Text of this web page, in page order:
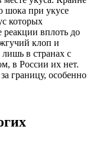
шока при укусе
которых
реакции вплоть до
клоп и
в странах с
в России их нет.
границу, особенно